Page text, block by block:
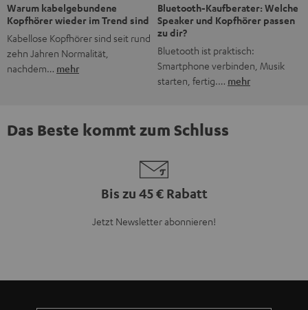
Warum kabelgebundene
Kopfhörer wieder im Trend sind
Kabellose Kopfhörer sind seit rund
zehn Jahren Normalität,
nachdem… mehr
Bluetooth-Kaufberater: Welche
Speaker und Kopfhörer passen
zu dir?
Bluetooth ist praktisch:
Smartphone verbinden, Musik
starten, fertig.… mehr
Das Beste kommt zum Schluss
Bis zu 45 € Rabatt
Jetzt Newsletter abonnieren!